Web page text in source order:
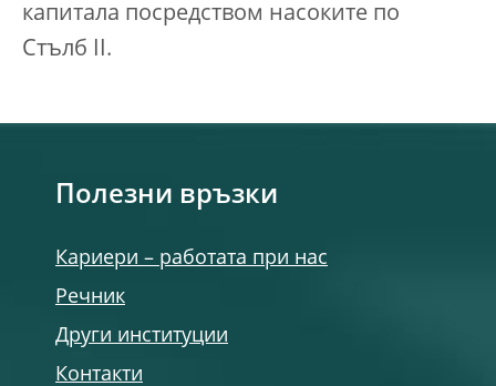
капитала посредством насоките по
Стълб II.
Полезни връзки
Кариери – работата при нас
Речник
Други институции
Контакти